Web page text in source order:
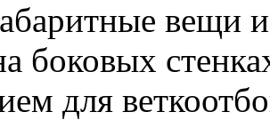
вещи
боковых
для